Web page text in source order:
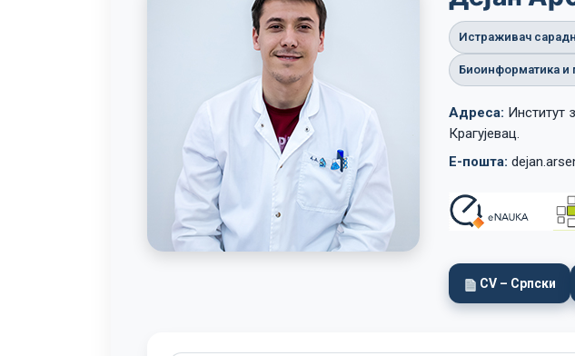
Истраживач
Биоинформатика и
Адреса: Институт
Крагујевац.
Е-пошта:
CV – Српски
Remember me